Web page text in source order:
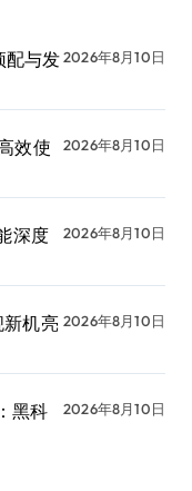
配与发2026年8月10日
效使
2026年8月10日
深度
2026年8月10日
新机亮 2026年8月10日
黑科
2026年8月10日